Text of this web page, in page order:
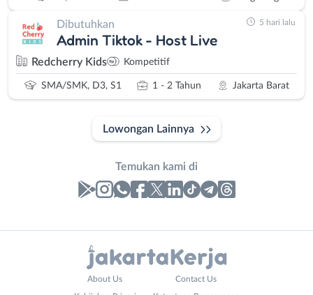
Dibutuhkan
Admin Tiktok - Host Live
Redcherry Kids Kompetitif
SMA/SMK, D3, S1 1 - 2 Tahun Jakarta Barat
5 hari lalu
Lowongan Lainnya
Temukan kami di
About Us Contact Us